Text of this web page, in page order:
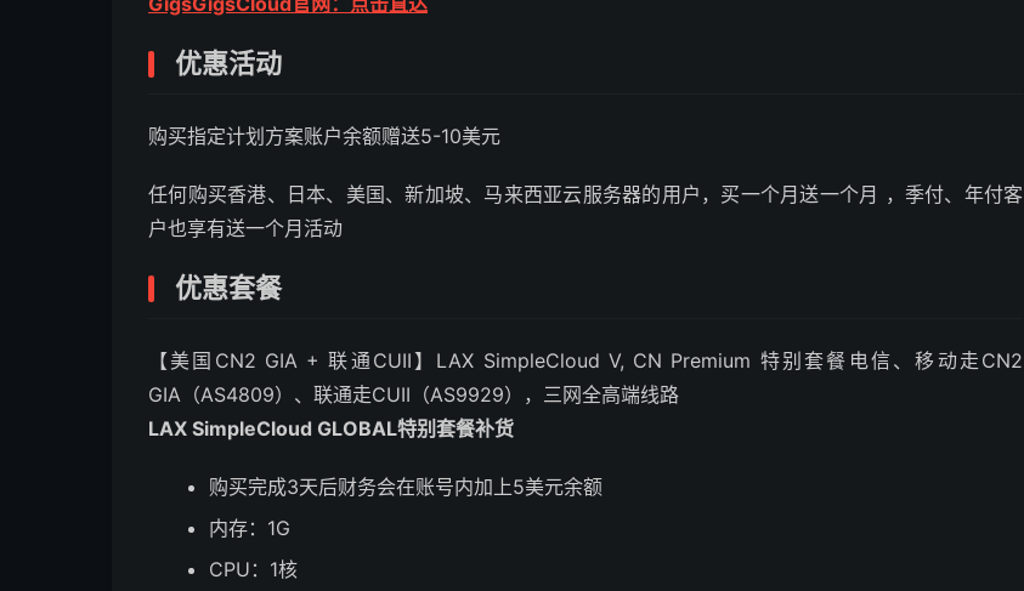
优惠活动
购买指定计划方案账户余额赠送5-10美元
任何购买香港、日本、美国、新加坡、马来西亚云服务器的用户，买一个月送一个月 ，季付、年付客
户也享有送一个月活动
优惠套餐
【美国CN2 GIA + 联通CUII】LAX SimpleCloud V, CN Premium 特别套餐电信、移动走CN2
GIA（AS4809）、联通走CUII（AS9929），三网全高端线路
LAX SimpleCloud GLOBAL特别套餐补货
购买完成3天后财务会在账号内加上5美元余额
内存：1G
CPU：1核